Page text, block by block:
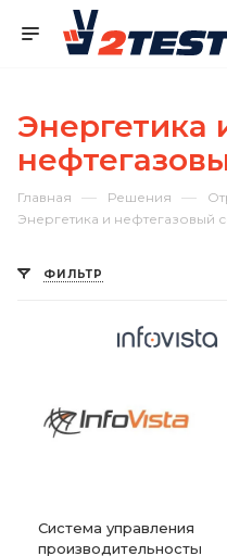
Энергетика
Главная — Решения —
Энергетика и нефтегазовый
ФИЛЬТР
Система управления
производительностью